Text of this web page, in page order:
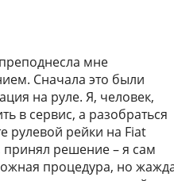
мне
Сначала это были
на руле. Я, человек,
в сервис, а разобраться
рулевой рейки на Fiat
решение – я сам
процедура, но